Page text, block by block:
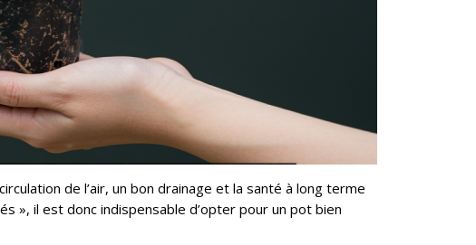
de l’air, un bon drainage et la santé à long terme
», il est donc indispensable d’opter pour un pot bien